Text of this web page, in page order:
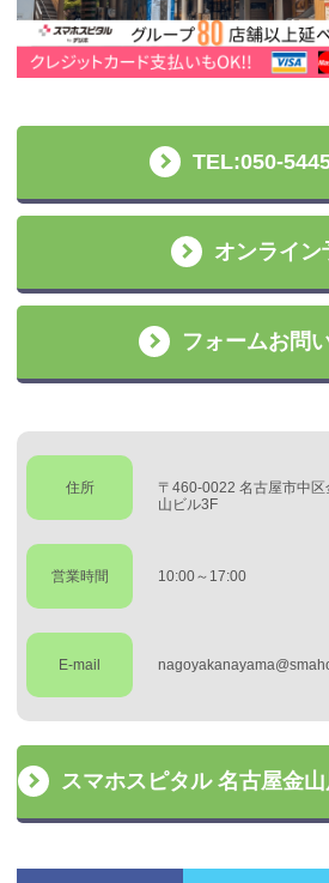
TEL:050-
オンライン
フォームお問
住所
〒460-0022 名古屋市中
山ビル3F
営業時間 10:00～17:00
E-mail
スマホスピタル 名古屋金